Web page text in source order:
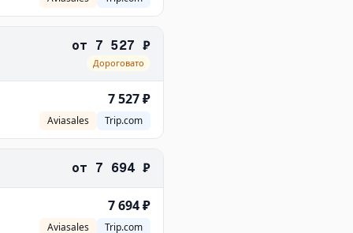
от 7 527 ₽
Дороговато
7 527 ₽
Aviasales Trip.com
от 7 694 ₽
7 694 ₽
Aviasales Trip.com